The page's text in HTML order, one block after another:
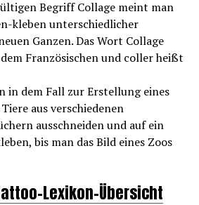
Begriff Collage meint man
kleben unterschiedlicher
Ganzen. Das Wort Collage
Französischen und coller heißt
in dem Fall zur Erstellung eines
aus verschiedenen
ausschneiden und auf ein
bis man das Bild eines Zoos
Lexikon-Übersicht